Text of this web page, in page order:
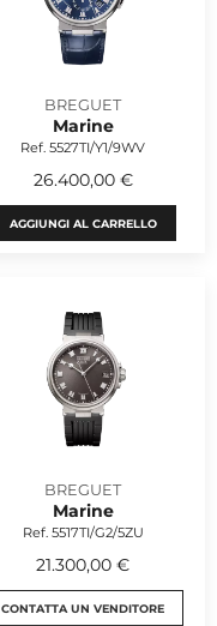
BREGUET
Marine
Ref. 5527TI/Y1/9WV
26.400,00 €
AGGIUNGI AL CARRELLO
BREGUET
Marine
Ref. 5517TI/G2/5ZU
21.300,00 €
CONTATTA UN VENDITORE